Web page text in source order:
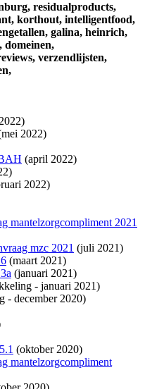
residualproducts,
korthout, intelligentfood,
galina, heinrich,
domeinen,
verzendlijsten,
2022)
(april 2022)
2022)
mantelzorgcompliment 2021
mzc 2021 (juli 2021)
(maart 2021)
(januari 2021)
- januari 2021)
- december 2020)
(oktober 2020)
mantelzorgcompliment